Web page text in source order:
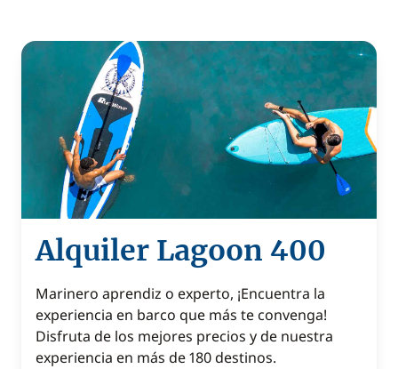
Alquiler Lagoon 400
Marinero aprendiz o experto, ¡Encuentra la
experiencia en barco que más te convenga!
Disfruta de los mejores precios y de nuestra
experiencia en más de 180 destinos.